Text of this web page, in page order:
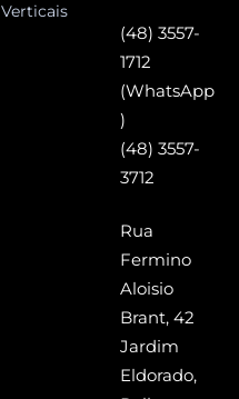
Verticais
(48) 3557-
1712
(WhatsApp
)
(48) 3557-
3712
Rua
Fermino
Aloisio
Brant, 42
Jardim
Eldorado,